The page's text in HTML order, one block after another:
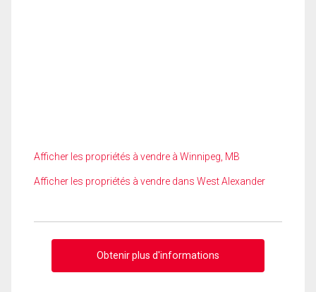
Afficher les propriétés à vendre à Winnipeg, MB
Afficher les propriétés à vendre dans West Alexander
Obtenir plus d'informations